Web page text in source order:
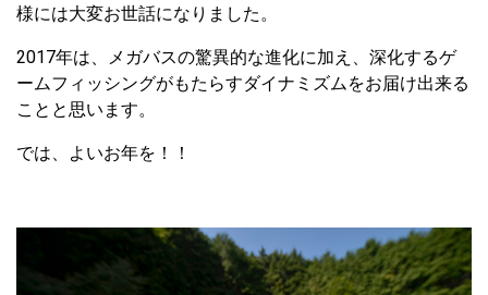
様には大変お世話になりました。
2017年は、メガバスの驚異的な進化に加え、深化するゲ
ームフィッシングがもたらすダイナミズムをお届け出来る
ことと思います。
では、よいお年を！！